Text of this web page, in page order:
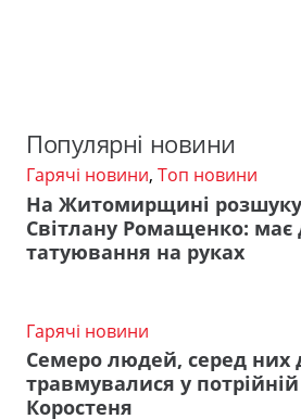
Популярні новини
Гарячі новини, Топ новини
На Житомирщині
Світлану Ромащенко: має
татуювання на руках
Гарячі новини
Семеро людей, серед них
травмувалися у
Коростеня